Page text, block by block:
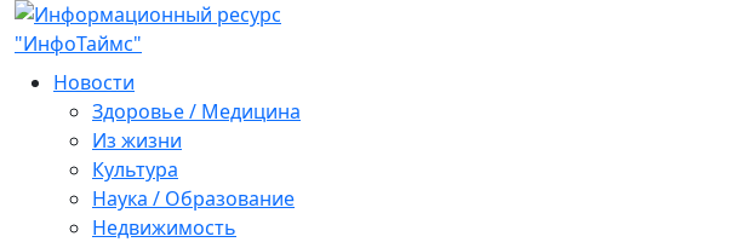
Новости
Здоровье / Медицина
Из жизни
Культура
Наука / Образование
Недвижимость